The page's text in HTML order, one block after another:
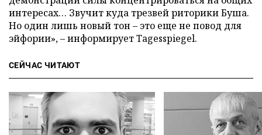
интересах… Звучит куда трезвей риторики Буша.
Но один лишь новый тон – это еще не повод для
эйфории», – информирует Tagesspiegel.
СЕЙЧАС ЧИТАЮТ